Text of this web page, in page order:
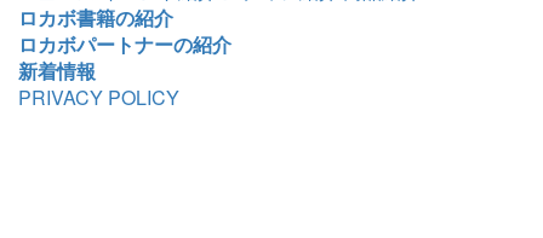
ロカボ書籍の紹介
ロカボパートナーの紹介
新着情報
PRIVACY POLICY